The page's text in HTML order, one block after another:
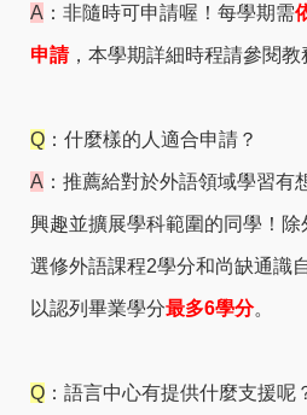
A ：非隨時可申請喔！每學期需
申請，本學期詳細時程請參閱教
Q ：什麼樣的人適合申請？
A ：推薦給對於外語領域學習有
興趣並擴展學科範圍的同學！
選修外語課程2學分和尚缺通識
以認列畢業學分最多6學分。
Q ：語言中心有提供什麼支援呢